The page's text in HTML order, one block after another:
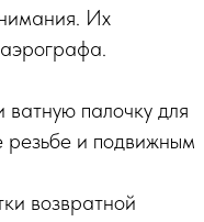
Их
ватную палочку для
резьбе и подвижным
возвратной